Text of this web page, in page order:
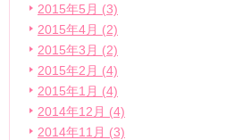
2015年5月 (3)
2015年4月 (2)
2015年3月 (2)
2015年2月 (4)
2015年1月 (4)
2014年12月 (4)
2014年11月 (3)